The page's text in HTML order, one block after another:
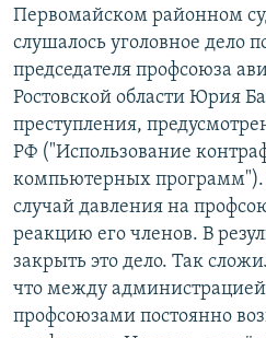
Первомайском районном
слушалось уголовное дело
председателя профсоюза
Ростовской области Юрия
преступления,
РФ ("Использование
компьютерных программ").
случай давления на
реакцию его членов. В
закрыть это дело. Так
что между
профсоюзами постоянно